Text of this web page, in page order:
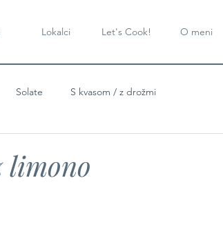
Lokalci Let's Cook! O meni
Solate S kvasom / z drožmi
limono